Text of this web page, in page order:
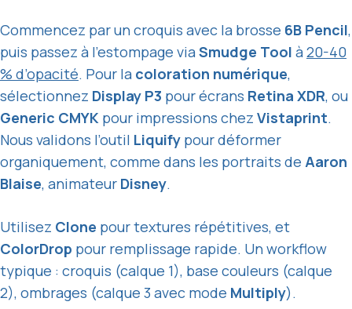
Commencez par un croquis avec la brosse 6B Pencil,
puis passez à l’estompage viaSmudge Tool à20-40
% d’opacité. Pour la coloration numérique,
sélectionnez Display P3 pour écrans Retina XDR, ou
Generic CMYK pour impressions chez Vistaprint.
Nous validons l’outil Liquify pour déformer
organiquement, comme dans les portraits de Aaron
Blaise, animateur Disney.
Utilisez Clone pour textures répétitives, et
ColorDrop pour remplissage rapide. Un workflow
typique : croquis (calque 1), base couleurs (calque
2), ombrages (calque 3 avec mode Multiply).